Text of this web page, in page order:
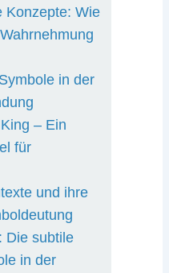
Konzepte: Wie
in der
– Ein
für
und ihre
Die subtile
in der